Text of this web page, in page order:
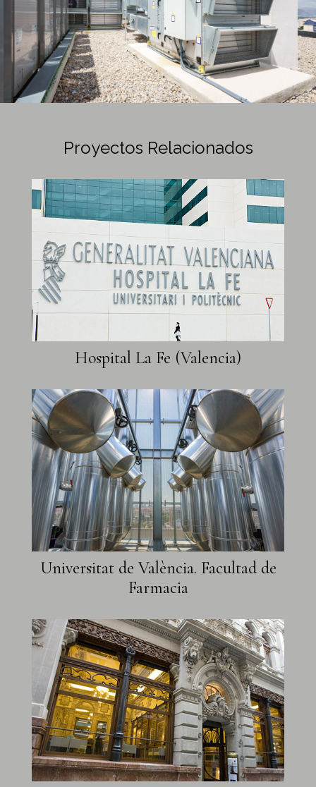
Proyectos Relacionados
Hospital La Fe (Valencia)
Universitat de València. Facultad de
Farmacia